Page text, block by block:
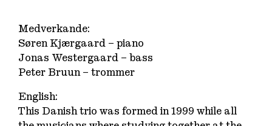
Medverkande:
Søren Kjærgaard – piano
Jonas Westergaard – bass
Peter Bruun – trommer
English:
This Danish trio was formed in 1999 while all